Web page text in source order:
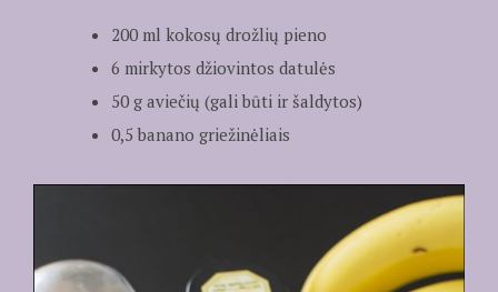
200 ml kokosų drožlių pieno
6 mirkytos džiovintos datulės
50 g aviečių (gali būti ir šaldytos)
0,5 banano griežinėliais